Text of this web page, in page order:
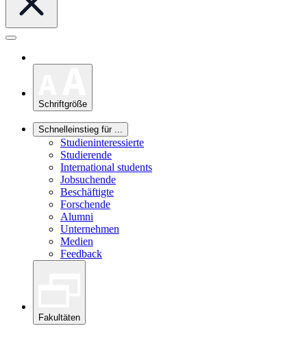
Schriftgröße
Schnelleinstieg für ...
Studieninteressierte
Studierende
International students
Jobsuchende
Beschäftigte
Forschende
Alumni
Unternehmen
Medien
Feedback
Fakultäten